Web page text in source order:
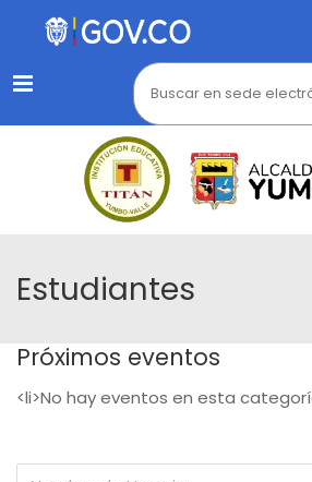
Menu
Estudiantes
Próximos eventos
<li>No hay eventos en esta